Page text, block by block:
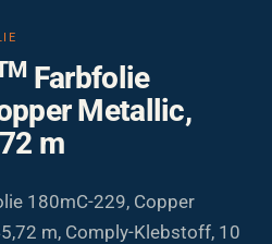
Farbfolie
Metallic,
m
180mC-229, Copper
m, Comply-Klebstoff, 10